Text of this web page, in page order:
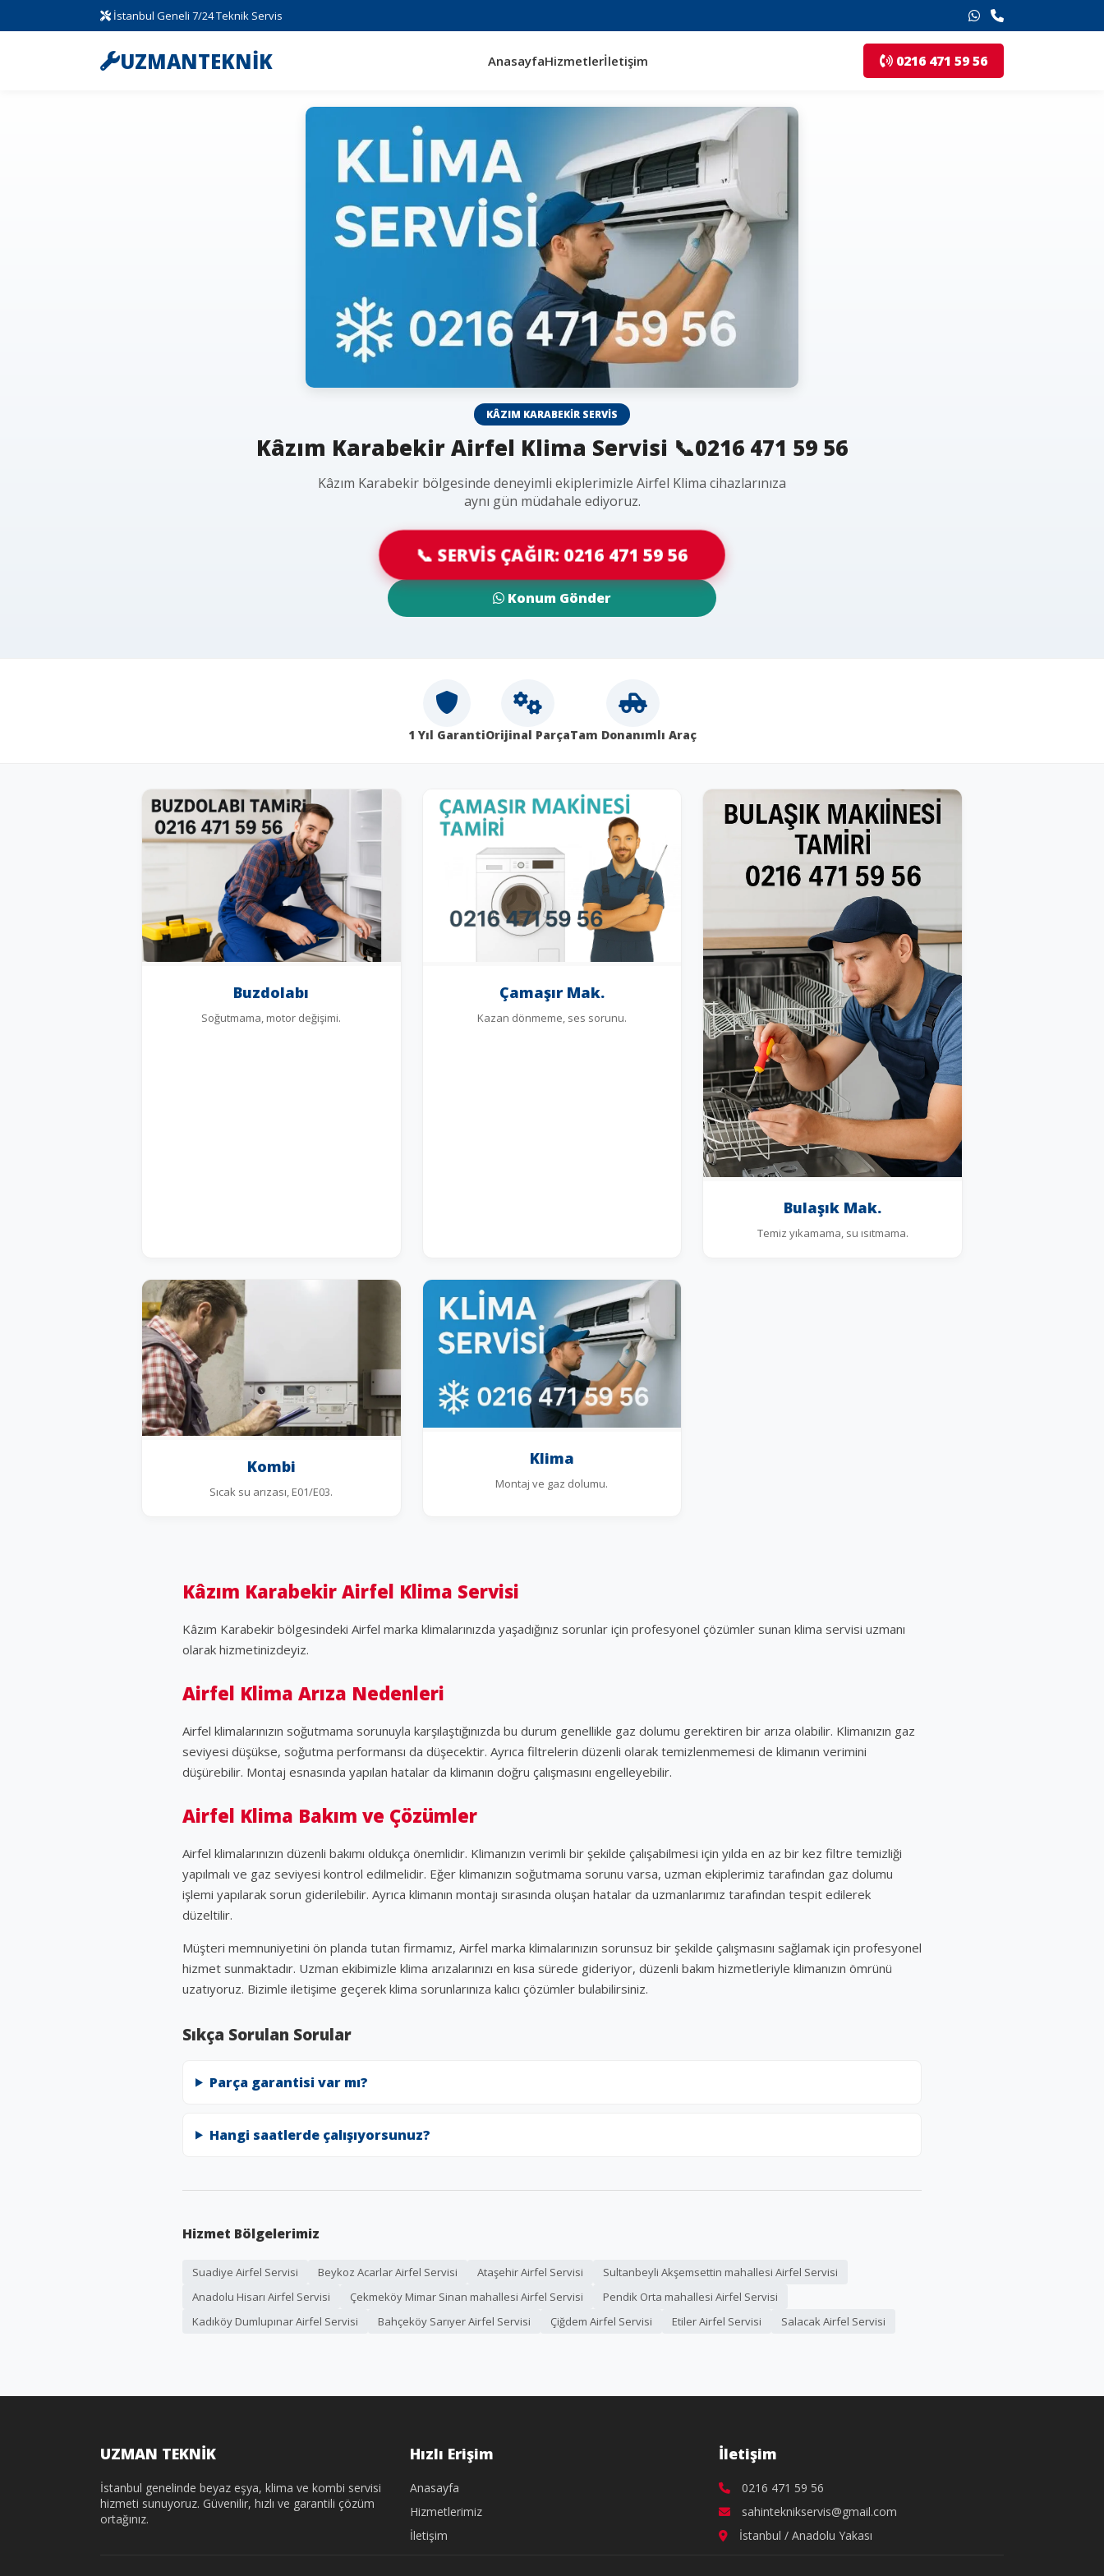
İstanbul Geneli 7/24 Teknik Servis
UZMANTEKNİK AnasayfaHizmetlerİletişim 0216 471 59 56
KÂZIM KARABEKIR SERVIS
Kâzım Karabekir Airfel Klima Servisi 📞0216 471 59 56
Kâzım Karabekir bölgesinde deneyimli ekiplerimizle Airfel Klima cihazlarınıza
aynı gün müdahale ediyoruz.
📞 SERVİS ÇAĞIR: 0216 471 59 56
Konum Gönder
1 Yıl GarantiOrijinal ParçaTam Donanımlı Araç
Buzdolabı
Soğutmama, motor değişimi.
Çamaşır Mak.
Kazan dönmeme, ses sorunu.
Bulaşık Mak.
Temiz yıkamama, su ısıtmama.
Kombi
Sıcak su arızası, E01/E03.
Klima
Montaj ve gaz dolumu.
Kâzım Karabekir Airfel Klima Servisi
Kâzım Karabekir bölgesindeki Airfel marka klimalarınızda yaşadığınız sorunlar için profesyonel çözümler sunan klima servisi uzmanı
olarak hizmetinizdeyiz.
Airfel Klima Arıza Nedenleri
Airfel klimalarınızın soğutmama sorunuyla karşılaştığınızda bu durum genellikle gaz dolumu gerektiren bir arıza olabilir. Klimanızın gaz
seviyesi düşükse, soğutma performansı da düşecektir. Ayrıca filtrelerin düzenli olarak temizlenmemesi de klimanın verimini
düşürebilir. Montaj esnasında yapılan hatalar da klimanın doğru çalışmasını engelleyebilir.
Airfel Klima Bakım ve Çözümler
Airfel klimalarınızın düzenli bakımı oldukça önemlidir. Klimanızın verimli bir şekilde çalışabilmesi için yılda en az bir kez filtre temizliği
yapılmalı ve gaz seviyesi kontrol edilmelidir. Eğer klimanızın soğutmama sorunu varsa, uzman ekiplerimiz tarafından gaz dolumu
işlemi yapılarak sorun giderilebilir. Ayrıca klimanın montajı sırasında oluşan hatalar da uzmanlarımız tarafından tespit edilerek
düzeltilir.
Müşteri memnuniyetini ön planda tutan firmamız, Airfel marka klimalarınızın sorunsuz bir şekilde çalışmasını sağlamak için profesyonel
hizmet sunmaktadır. Uzman ekibimizle klima arızalarınızı en kısa sürede gideriyor, düzenli bakım hizmetleriyle klimanızın ömrünü
uzatıyoruz. Bizimle iletişime geçerek klima sorunlarınıza kalıcı çözümler bulabilirsiniz.
Sıkça Sorulan Sorular
Parça garantisi var mı?
Hangi saatlerde çalışıyorsunuz?
Hizmet Bölgelerimiz
Suadiye Airfel Servisi Beykoz Acarlar Airfel Servisi Ataşehir Airfel Servisi
Sultanbeyli Akşemsettin mahallesi Airfel Servisi
Anadolu Hisarı Airfel Servisi
Çekmeköy Mimar Sinan mahallesi Airfel Servisi
Pendik Orta mahallesi Airfel Servisi
Kadıköy Dumlupınar Airfel Servisi
Bahçeköy Sarıyer Airfel Servisi Çiğdem Airfel Servisi Etiler Airfel Servisi Salacak Airfel Servisi
UZMAN TEKNİK
İstanbul genelinde beyaz eşya, klima ve kombi servisi
hizmeti sunuyoruz. Güvenilir, hızlı ve garantili çözüm
ortağınız.
Hızlı Erişim
Anasayfa
Hizmetlerimiz
İletişim
İletişim
0216 471 59 56
sahinteknikservis@gmail.com
İstanbul / Anadolu Yakası